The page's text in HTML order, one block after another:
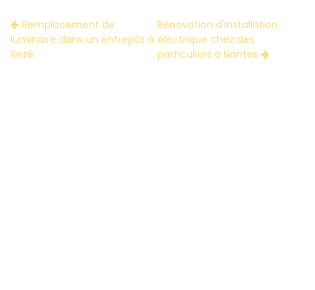
Remplacement de
luminaire dans un entrepôt à
Rezé
Rénovation d'installation
électrique chez des
particuliers à Nantes